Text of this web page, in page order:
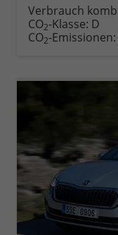
Verbrauch
CO2-Klasse: D
CO2-Emissionen: